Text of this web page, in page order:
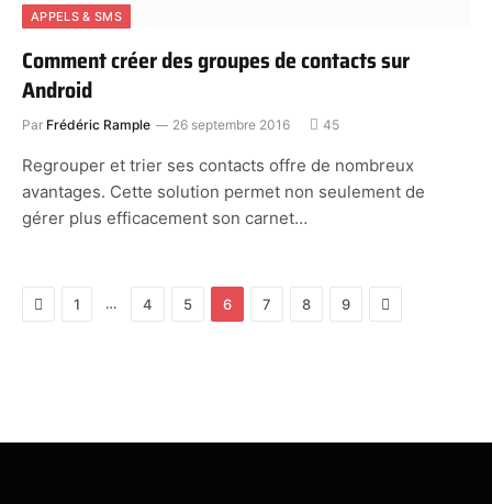
APPELS & SMS
Comment créer des groupes de contacts sur
Android
Par Frédéric Rample 26 septembre 2016 45
Regrouper et trier ses contacts offre de nombreux
avantages. Cette solution permet non seulement de
gérer plus efficacement son carnet…
Previous
1 … 4 5 6 7 8 9 Next